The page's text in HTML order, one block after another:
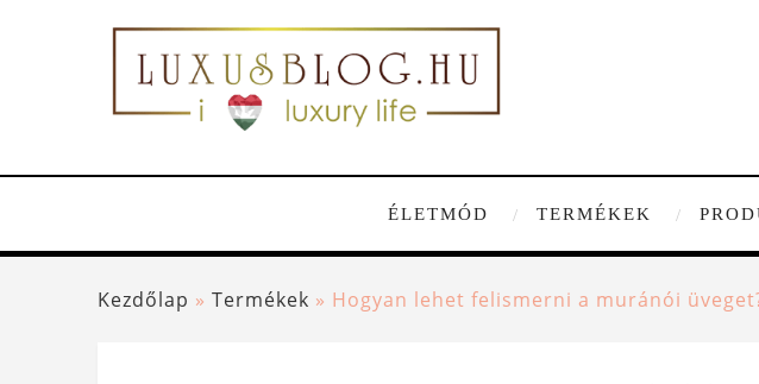
ÉLETMÓD TERMÉKEK
Kezdőlap » Termékek » Hogyan lehet felismerni a muránói